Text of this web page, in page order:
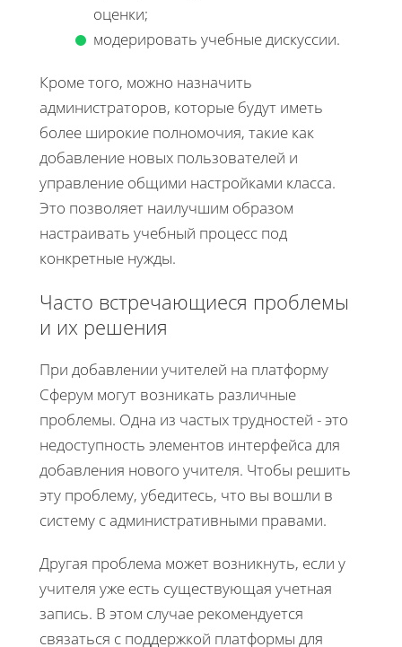
оценки;
модерировать учебные дискуссии.
Кроме того, можно назначить
администраторов, которые будут иметь
более широкие полномочия, такие как
добавление новых пользователей и
управление общими настройками класса.
Это позволяет наилучшим образом
настраивать учебный процесс под
конкретные нужды.
Часто встречающиеся проблемы
и их решения
При добавлении учителей на платформу
Сферум могут возникать различные
проблемы. Одна из частых трудностей - это
недоступность элементов интерфейса для
добавления нового учителя. Чтобы решить
эту проблему, убедитесь, что вы вошли в
систему с административными правами.
Другая проблема может возникнуть, если у
учителя уже есть существующая учетная
запись. В этом случае рекомендуется
связаться с поддержкой платформы для